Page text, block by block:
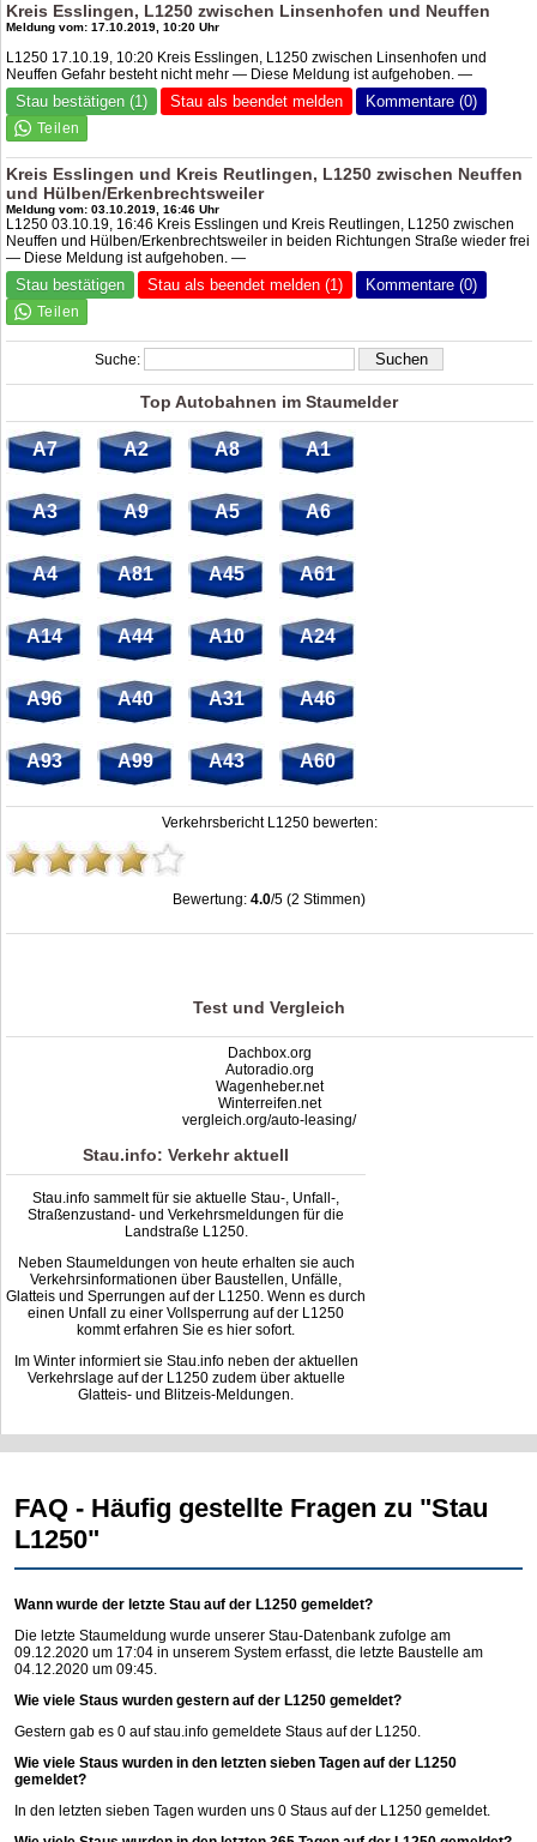
Kreis Esslingen, L1250 zwischen Linsenhofen und Neuffen
Meldung vom: 17.10.2019, 10:20 Uhr
L1250 17.10.19, 10:20 Kreis Esslingen, L1250 zwischen Linsenhofen und
Neuffen Gefahr besteht nicht mehr — Diese Meldung ist aufgehoben. —
Stau bestätigen (1) Stau als beendet melden Kommentare (0)
Kreis Esslingen und Kreis Reutlingen, L1250 zwischen Neuffen
und Hülben/Erkenbrechtsweiler
Meldung vom: 03.10.2019, 16:46 Uhr
L1250 03.10.19, 16:46 Kreis Esslingen und Kreis Reutlingen, L1250 zwischen
Neuffen und Hülben/Erkenbrechtsweiler in beiden Richtungen Straße wieder frei
— Diese Meldung ist aufgehoben. —
Stau bestätigen Stau als beendet melden (1) Kommentare (0)
Suche:
Top Autobahnen im Staumelder
A7 A2 A8 A1
A3 A9 A5 A6
A4 A81 A45 A61
A14 A44 A10 A24
A96 A40 A31 A46
A93 A99 A43 A60
Verkehrsbericht L1250 bewerten:
Bewertung:4.0/5 (2 Stimmen)
Stau L1250: Unfälle, Sperrung & Baustellen | Staumelder L1250 ,4.0out of5
Test und Vergleich
Dachbox.org
Autoradio.org
Wagenheber.net
Winterreifen.net
vergleich.org/auto-leasing/
Stau.info: Verkehr aktuell
Stau.info sammelt für sie aktuelle Stau-, Unfall-,
Straßenzustand- und Verkehrsmeldungen für die
Landstraße L1250.
Neben Staumeldungen von heute erhalten sie auch
Verkehrsinformationen über Baustellen, Unfälle,
Glatteis und Sperrungen auf der L1250. Wenn es durch
einen Unfall zu einer Vollsperrung auf der L1250
kommt erfahren Sie es hier sofort.
Im Winter informiert sie Stau.info neben der aktuellen
Verkehrslage auf der L1250 zudem über aktuelle
Glatteis- und Blitzeis-Meldungen.
FAQ - Häufig gestellte Fragen zu "Stau
L1250"
Wann wurde der letzte Stau auf der L1250 gemeldet?
Die letzte Staumeldung wurde unserer Stau-Datenbank zufolge am
09.12.2020 um 17:04 in unserem System erfasst, die letzte Baustelle am
04.12.2020 um 09:45.
Wie viele Staus wurden gestern auf der L1250 gemeldet?
Gestern gab es 0 aufstau.info gemeldete Staus auf der L1250.
Wie viele Staus wurden in den letzten sieben Tagen auf der L1250
gemeldet?
In den letzten sieben Tagen wurden uns 0 Staus auf der L1250 gemeldet.